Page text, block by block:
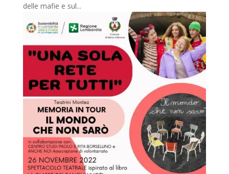
delle mafie e sul...